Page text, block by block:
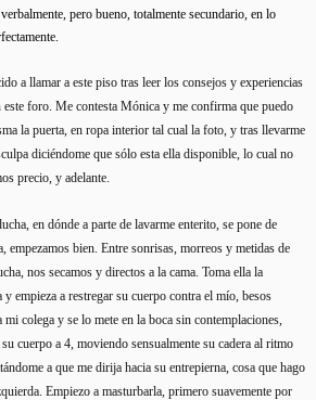
pero bueno, totalmente secundario, en lo
a llamar a este piso tras leer los consejos y experiencias
este foro. Me contesta Mónica y me confirma que puedo
la puerta, en ropa interior tal cual la foto, y tras llevarme
diciéndome que sólo esta ella disponible, lo cual no
precio, y adelante.
en dónde a parte de lavarme enterito, se pone de
empezamos bien. Entre sonrisas, morreos y metidas de
nos secamos y directos a la cama. Toma ella la
empieza a restregar su cuerpo contra el mío, besos
mi colega y se lo mete en la boca sin contemplaciones,
cuerpo a 4, moviendo sensualmente su cadera al ritmo
a que me dirija hacia su entrepierna, cosa que hago
Empiezo a masturbarla, primero suavemente por